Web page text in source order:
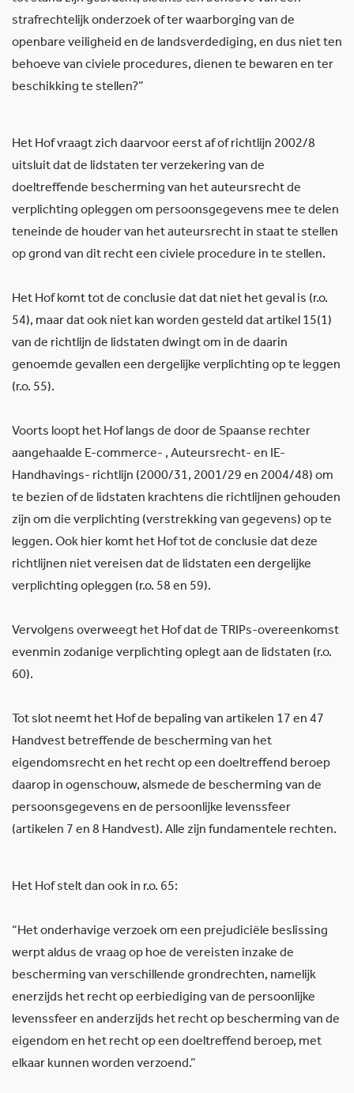
strafrechtelijk onderzoek of ter waarborging van de
openbare veiligheid en de landsverdediging, en dus niet ten
behoeve van civiele procedures, dienen te bewaren en ter
beschikking te stellen?”
Het Hof vraagt zich daarvoor eerst af of richtlijn 2002/8
uitsluit dat de lidstaten ter verzekering van de
doeltreffende bescherming van het auteursrecht de
verplichting opleggen om persoonsgegevens mee te delen
teneinde de houder van het auteursrecht in staat te stellen
op grond van dit recht een civiele procedure in te stellen.
Het Hof komt tot de conclusie dat dat niet het geval is (r.o.
54), maar dat ook niet kan worden gesteld dat artikel 15(1)
van de richtlijn de lidstaten dwingt om in de daarin
genoemde gevallen een dergelijke verplichting op te leggen
(r.o. 55).
Voorts loopt het Hof langs de door de Spaanse rechter
aangehaalde E-commerce- , Auteursrecht- en IE-
Handhavings- richtlijn (2000/31, 2001/29 en 2004/48) om
te bezien of de lidstaten krachtens die richtlijnen gehouden
zijn om die verplichting (verstrekking van gegevens) op te
leggen. Ook hier komt het Hof tot de conclusie dat deze
richtlijnen niet vereisen dat de lidstaten een dergelijke
verplichting opleggen (r.o. 58 en 59).
Vervolgens overweegt het Hof dat de TRIPs-overeenkomst
evenmin zodanige verplichting oplegt aan de lidstaten (r.o.
60).
Tot slot neemt het Hof de bepaling van artikelen 17 en 47
Handvest betreffende de bescherming van het
eigendomsrecht en het recht op een doeltreffend beroep
daarop in ogenschouw, alsmede de bescherming van de
persoonsgegevens en de persoonlijke levenssfeer
(artikelen 7 en 8 Handvest). Alle zijn fundamentele rechten.
Het Hof stelt dan ook in r.o. 65:
“Het onderhavige verzoek om een prejudiciële beslissing
werpt aldus de vraag op hoe de vereisten inzake de
bescherming van verschillende grondrechten, namelijk
enerzijds het recht op eerbiediging van de persoonlijke
levenssfeer en anderzijds het recht op bescherming van de
eigendom en het recht op een doeltreffend beroep, met
elkaar kunnen worden verzoend.”